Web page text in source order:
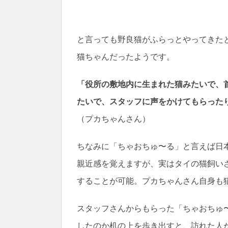
と言っても野良猫がふらっとやってき
猫ちゃんだったようです。
「役所の敷地内に生まれた猫みたいで
たいで、スタッフに声をかけてもらっ
（プカちゃんさん）
ちなみに「ちゃおちゅ〜る」と言えば
親近感を覚えますが、実はタイの猫飼
することが可能。プカちゃんさん自身
スタッフさんからもらった「ちゃおち
したのか机の上を歩き出すと、訪れた